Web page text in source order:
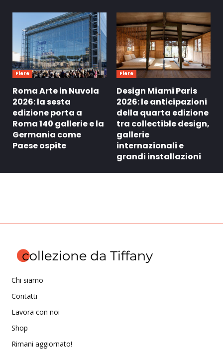
Fiere
Roma Arte in Nuvola
2026: la sesta
edizione porta a
Roma 140 gallerie e la
Germania come
Paese ospite
Fiere
Design Miami Paris
2026: le anticipazioni
della quarta edizione
tra collectible design,
gallerie
internazionali e
grandi installazioni
Chi siamo
Contatti
Lavora con noi
Shop
Rimani aggiornato!